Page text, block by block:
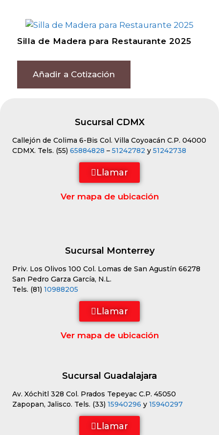
Silla de Madera para Restaurante 2025
Añadir a Cotización
Sucursal CDMX
Callejón de Colima 6-Bis Col. Villa Coyoacán C.P. 04000
CDMX. Tels. (55) 65884828 – 51242782 y 51242738
Llamar
Ver mapa de ubicación
Sucursal Monterrey
Priv. Los Olivos 100 Col. Lomas de San Agustín 66278
San Pedro Garza García, N.L.
Tels. (81) 10988205
Llamar
Ver mapa de ubicación
Sucursal Guadalajara
Av. Xóchitl 328 Col. Prados Tepeyac C.P. 45050
Zapopan, Jalisco. Tels. (33) 15940296 y 15940297
Llamar